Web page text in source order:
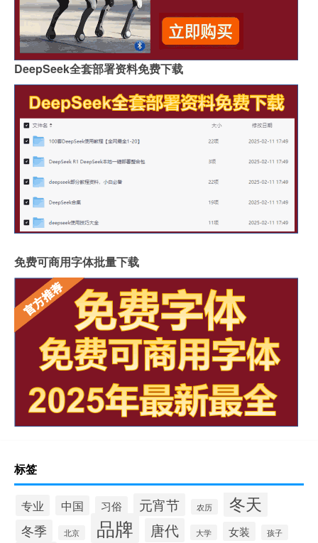
DeepSeek全套部署资料免费下载
免费可商用字体批量下载
标签
专业 中国 习俗 元宵节 农历 冬天
冬季 北京 品牌 唐代 大学 女装 孩子